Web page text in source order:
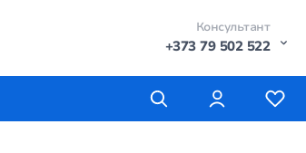
Консультант
+373 79 502 522